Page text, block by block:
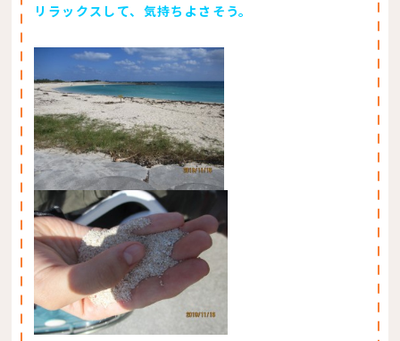
リラックスして、気持ちよさそう。